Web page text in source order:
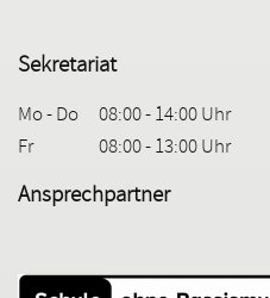
Sekretariat
Mo - Do
08:00 - 14:00 Uhr
Fr
08:00 - 13:00 Uhr
Ansprechpartner